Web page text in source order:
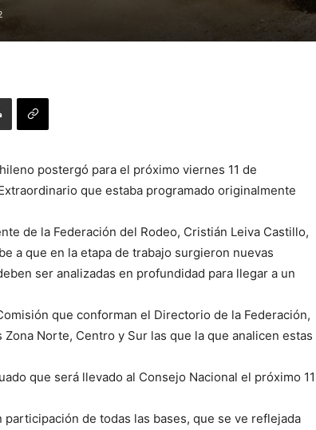
postergó para el próximo viernes 11 de
que estaba programado originalmente
de la Federación del Rodeo, Cristián Leiva Castillo,
a que en la etapa de trabajo surgieron nuevas
ser analizadas en profundidad para llegar a un
que conforman el Directorio de la Federación,
Norte, Centro y Sur las que la que analicen estas
que será llevado al Consejo Nacional el próximo 11
de todas las bases, que se ve reflejada